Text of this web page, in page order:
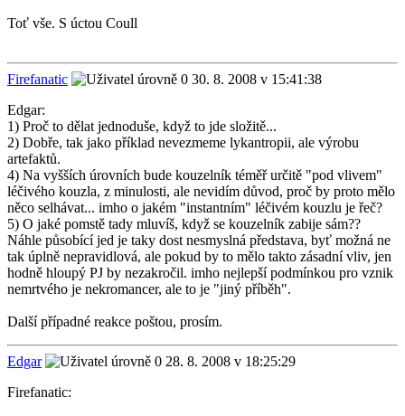
Toť vše. S úctou Coull
Firefanatic
30. 8. 2008 v 15:41:38
Edgar:
1) Proč to dělat jednoduše, když to jde složitě...
2) Dobře, tak jako příklad nevezmeme lykantropii, ale výrobu
artefaktů.
4) Na vyšších úrovních bude kouzelník téměř určitě "pod vlivem"
léčivého kouzla, z minulosti, ale nevidím důvod, proč by proto mělo
něco selhávat... imho o jakém "instantním" léčivém kouzlu je řeč?
5) O jaké pomstě tady mluvíš, když se kouzelník zabije sám??
Náhle působící jed je taky dost nesmyslná představa, byť možná ne
tak úplně nepravidlová, ale pokud by to mělo takto zásadní vliv, jen
hodně hloupý PJ by nezakročil. imho nejlepší podmínkou pro vznik
nemrtvého je nekromancer, ale to je "jiný příběh".
Další případné reakce poštou, prosím.
Edgar
28. 8. 2008 v 18:25:29
Firefanatic: